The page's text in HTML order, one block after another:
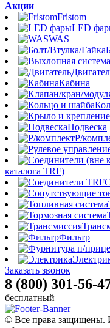
Акции
Fristom
LED
WAS
Кабина
Подвеска
Р/
каталога TRF)
Фильтр
Заказать звонок
8 (800) 301-56-
бесплатный
© Все права защищены.